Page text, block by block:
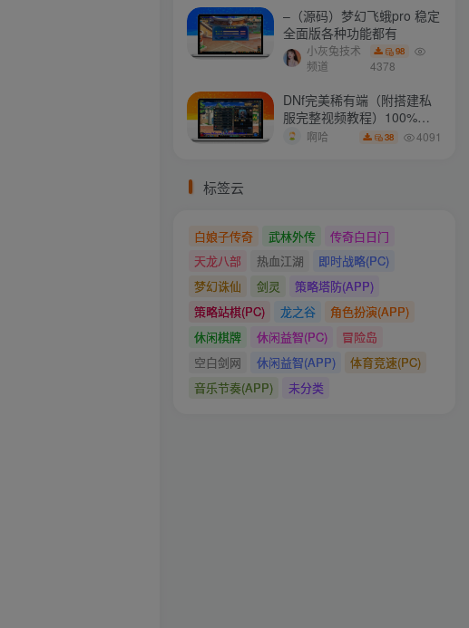
–（源码）梦幻飞蛾pro 稳定
全面版各种功能都有
小灰兔技术
频道
98
4378
DNf完美稀有端（附搭建私
服完整视频教程）100%可
搭建(附完美端升级补丁)
啊哈 38 4091
标签云
白娘子传奇 武林外传
传奇白日门
天龙八部
热血江湖
即时战略(PC)
梦幻诛仙
剑灵
策略塔防(APP)
策略站棋(PC)
龙之谷
角色扮演(APP)
休闲棋牌
休闲益智(PC)
冒险岛
空白剑网
休闲益智(APP)
体育竞速(PC)
音乐节奏(APP)
未分类